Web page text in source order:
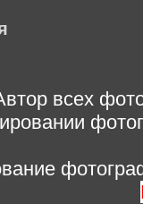
всех